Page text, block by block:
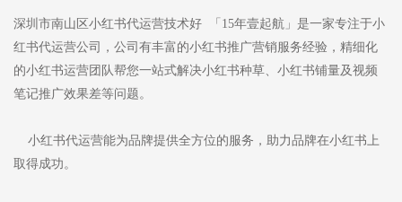
深圳市南山区小红书代运营技术好 「15年壹起航」是一家专注于小
红书代运营公司，公司有丰富的小红书推广营销服务经验，精细化
的小红书运营团队帮您一站式解决小红书种草、小红书铺量及视频
笔记推广效果差等问题。
小红书代运营能为品牌提供全方位的服务，助力品牌在小红书上
取得成功。